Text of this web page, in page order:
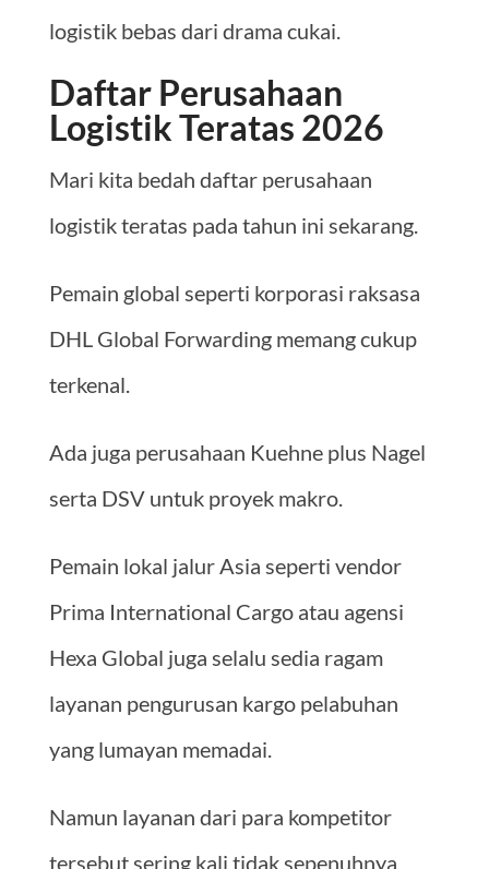
logistik bebas dari drama cukai.
Daftar Perusahaan
Logistik Teratas 2026
Mari kita bedah daftar perusahaan
logistik teratas pada tahun ini sekarang.
Pemain global seperti korporasi raksasa
DHL Global Forwarding memang cukup
terkenal.
Ada juga perusahaan Kuehne plus Nagel
serta DSV untuk proyek makro.
Pemain lokal jalur Asia seperti vendor
Prima International Cargo atau agensi
Hexa Global juga selalu sedia ragam
layanan pengurusan kargo pelabuhan
yang lumayan memadai.
Namun layanan dari para kompetitor
tersebut sering kali tidak sepenuhnya